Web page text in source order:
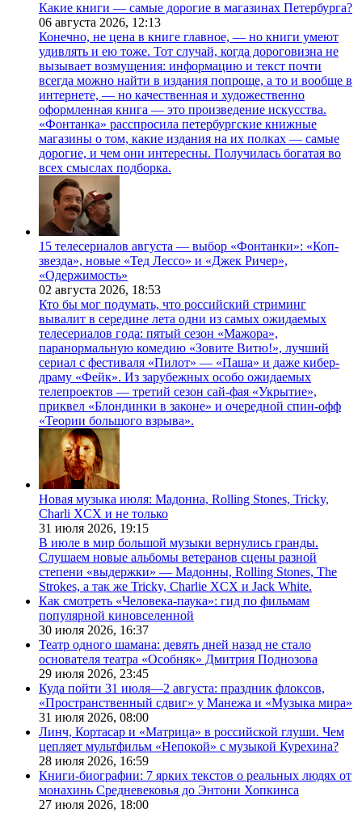
Какие книги — самые дорогие в магазинах Петербурга?
06 августа 2026, 12:13
Конечно, не цена в книге главное, — но книги умеют
удивлять и ею тоже. Тот случай, когда дороговизна не
вызывает возмущения: информацию и текст почти
всегда можно найти в издания попроще, а то и вообще в
интернете, — но качественная и художественно
оформленная книга — это произведение искусства.
«Фонтанка» расспросила петербургские книжные
магазины о том, какие издания на их полках — самые
дорогие, и чем они интересны. Получилась богатая во
всех смыслах подборка.
15 телесериалов августа — выбор «Фонтанки»: «Коп-
звезда», новые «Тед Лессо» и «Джек Ричер»,
«Одержимость»
02 августа 2026, 18:53
Кто бы мог подумать, что российский стриминг
вывалит в середине лета одни из самых ожидаемых
телесериалов года: пятый сезон «Мажора»,
паранормальную комедию «Зовите Витю!», лучший
сериал с фестиваля «Пилот» — «Паша» и даже кибер-
драму «Фейк». Из зарубежных особо ожидаемых
телепроектов — третий сезон сай-фая «Укрытие»,
приквел «Блондинки в законе» и очередной спин-офф
«Теории большого взрыва».
Новая музыка июля: Мадонна, Rolling Stones, Tricky,
Charli XCX и не только
31 июля 2026, 19:15
В июле в мир большой музыки вернулись гранды.
Слушаем новые альбомы ветеранов сцены разной
степени «выдержки» — Мадонны, Rolling Stones, The
Strokes, а так же Tricky, Charlie XCX и Jack White.
Как смотреть «Человека-паука»: гид по фильмам
популярной киновселенной
30 июля 2026, 16:37
Театр одного шамана: девять дней назад не стало
основателя театра «Особняк» Дмитрия Поднозова
29 июля 2026, 23:45
Куда пойти 31 июля—2 августа: праздник флоксов,
«Пространственный сдвиг» у Манежа и «Музыка мира»
31 июля 2026, 08:00
Линч, Кортасар и «Матрица» в российской глуши. Чем
цепляет мультфильм «Непокой» с музыкой Курехина?
28 июля 2026, 16:59
Книги-биографии: 7 ярких текстов о реальных людях от
монахинь Средневековья до Энтони Хопкинса
27 июля 2026, 18:00